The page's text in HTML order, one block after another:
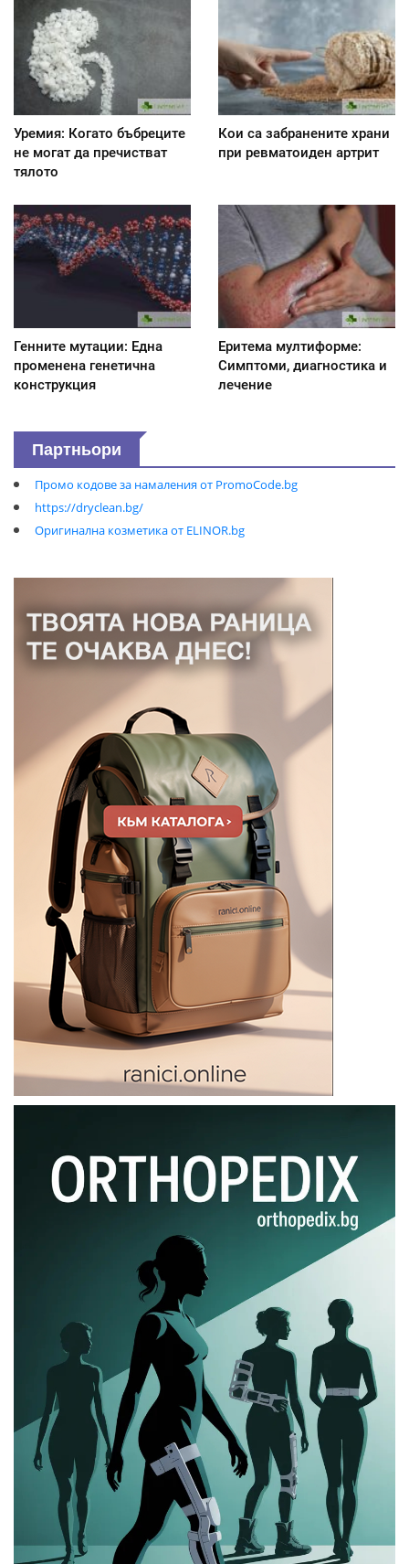
Уремия: Когато бъбреците
не могат да пречистват
тялото
Кои са забранените храни
при ревматоиден артрит
Генните мутации: Една
променена генетична
конструкция
Еритема мултиформе:
Симптоми, диагностика и
лечение
Партньори
Промо кодове за намаления от PromoCode.bg
https://dryclean.bg/
Оригинална козметика от ELINOR.bg